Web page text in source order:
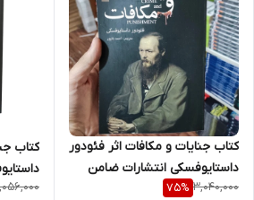
کتاب جنایات و مکافات اثر فئودور
داستایوفسکی انتشارات ضامن
متن کامل آهو
3,040,000
75%
کتاب
آهو